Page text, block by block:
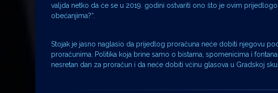
valjda netko da će se u 2019. godini ostvariti ono što je ovim
obećanjima?“.
Stojak je jasno naglasio da prijedlog proračuna neće dobiti njegovu
proračunima. Politika koja brine samo o bistama, spomenicima i
nesretan dan za proračun i da neće dobiti vćinu glasova u Gradskoj